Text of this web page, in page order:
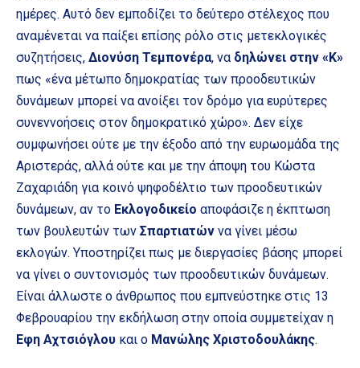
ημέρες. Αυτό δεν εμποδίζει το δεύτερο στέλεχος που
αναμένεται να παίξει επίσης ρόλο στις μετεκλογικές
συζητήσεις, Διονύση Τεμπονέρα, να δηλώνει στην «Κ»
πως «ένα μέτωπο δημοκρατίας των προοδευτικών
δυνάμεων μπορεί να ανοίξει τον δρόμο για ευρύτερες
συνεννοήσεις στον δημοκρατικό χώρο». Δεν είχε
συμφωνήσει ούτε με την έξοδο από την ευρωομάδα της
Αριστεράς, αλλά ούτε και με την άποψη του Κώστα
Ζαχαριάδη για κοινό ψηφοδέλτιο των προοδευτικών
δυνάμεων, αν το Εκλογοδικείο αποφάσιζε η έκπτωση
των βουλευτών των Σπαρτιατών να γίνει μέσω
εκλογών. Υποστηρίζει πως με διεργασίες βάσης μπορεί
να γίνει ο συντονισμός των προοδευτικών δυνάμεων.
Είναι άλλωστε ο άνθρωπος που εμπνεύστηκε στις 13
Φεβρουαρίου την εκδήλωση στην οποία συμμετείχαν η
Εφη Αχτσιόγλου και ο Μανώλης Χριστοδουλάκης.